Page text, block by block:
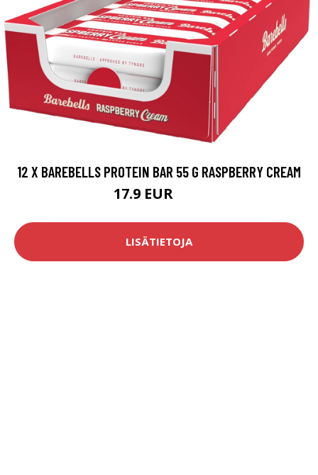
12 X BAREBELLS PROTEIN BAR 55 G RASPBERRY CREAM
17.9 EUR
LISÄTIETOJA